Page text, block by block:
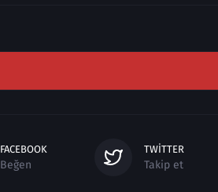
FACEBOOK
Beğen
TWITTER
Takip et